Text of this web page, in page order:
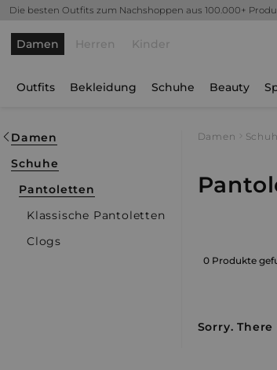
Die besten Outfits zum Nachshoppen aus 100.000+
Damen Herren Kinder
Outfits Bekleidung Schuhe Beauty
Damen
Schuhe
Pantoletten
Klassische Pantoletten
Clogs
Damen
0 Produkte
Sorry.